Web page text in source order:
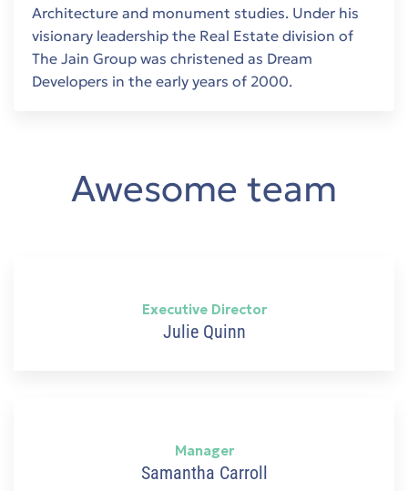
Architecture and monument studies. Under his
visionary leadership the Real Estate division of
The Jain Group was christened as Dream
Developers in the early years of 2000.
Awesome team
Executive Director
Julie Quinn
Manager
Samantha Carroll